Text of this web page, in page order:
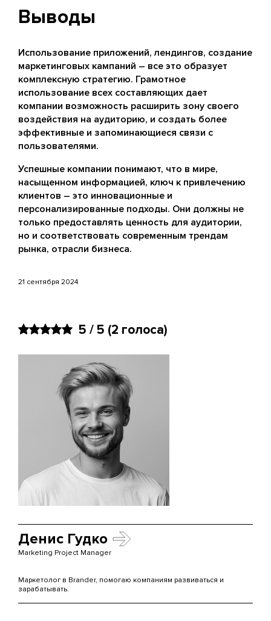
Выводы
Использование приложений, лендингов, создание
маркетинговых кампаний – все это образует
комплексную стратегию. Грамотное
использование всех составляющих дает
компании возможность расширить зону своего
воздействия на аудиторию, и создать более
эффективные и запоминающиеся связи с
пользователями.
Успешные компании понимают, что в мире,
насыщенном информацией, ключ к привлечению
клиентов – это инновационные и
персонализированные подходы. Они должны не
только предоставлять ценность для аудитории,
но и соответствовать современным трендам
рынка, отрасли бизнеса.
21 сентября 2024
5 / 5 (2 голоса)
Денис Гудко
Marketing Project Manager
Маркетолог в Brander, помогаю компаниям развиваться и
зарабатывать.